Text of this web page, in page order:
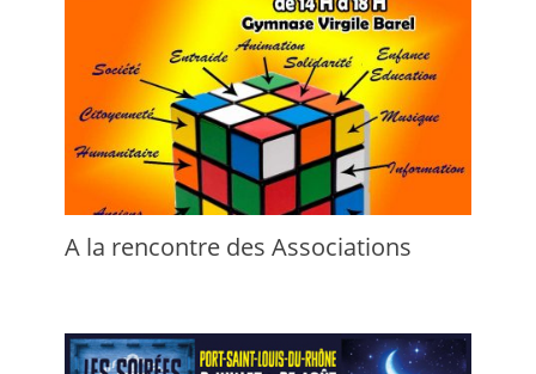
A la rencontre des Associations